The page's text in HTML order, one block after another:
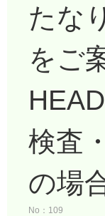
たな
をご
検査
の場
No：109